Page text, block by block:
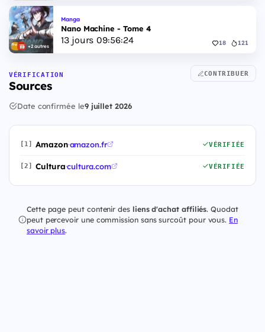
+2 autres
Manga
Nano Machine - Tome 4
13jours 09:56:24 18 121
VÉRIFICATION
Sources
CONTRIBUER
Date confirmée le9 juillet 2026
[1] Amazon·amazon.fr VÉRIFIÉE
[2] Cultura·cultura.com VÉRIFIÉE
Cette page peut contenir des liens d'achat affiliés. Quodat
peut percevoir une commission sans surcoût pour vous. En
savoir plus.